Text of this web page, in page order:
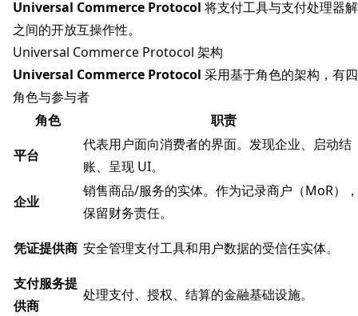
Universal Commerce Protocol 将支付工具与支付处理器
之间的开放互操作性。
Universal Commerce Protocol 架构
Universal Commerce Protocol 采用基于角色的架构，有
角色与参与者
角色
职责
平台
代表用户面向消费者的界面。发现企业、启动结
账、呈现 UI。
企业
销售商品/服务的实体。作为记录商户（MoR），
保留财务责任。
凭证提供商 安全管理支付工具和用户数据的受信任实体。
支付服务提
供商
处理支付、授权、结算的金融基础设施。